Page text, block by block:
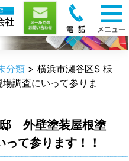
分類 > 横浜市瀬谷区S 様
調査にいって参りま
外壁塗装屋根塗
て参ります！！